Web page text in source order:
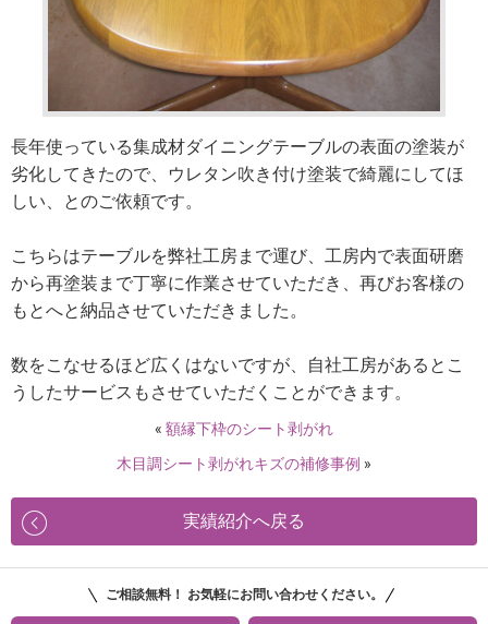
長年使っている集成材ダイニングテーブルの表面の塗装が
劣化してきたので、ウレタン吹き付け塗装で綺麗にしてほ
しい、とのご依頼です。
こちらはテーブルを弊社工房まで運び、工房内で表面研磨
から再塗装まで丁寧に作業させていただき、再びお客様の
もとへと納品させていただきました。
数をこなせるほど広くはないですが、自社工房があるとこ
うしたサービスもさせていただくことができます。
« 額縁下枠のシート剥がれ
木目調シート剥がれキズの補修事例 »
実績紹介へ戻る
ご相談無料！ お気軽にお問い合わせください。